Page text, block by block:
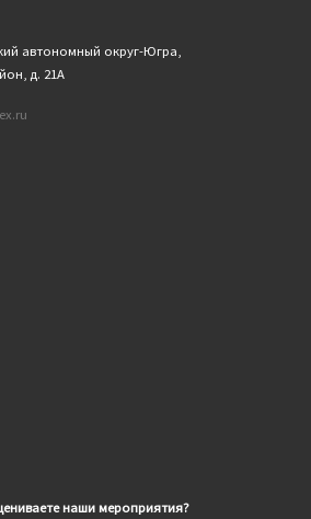
автономный округ-Югра,
д. 21А
наши мероприятия?